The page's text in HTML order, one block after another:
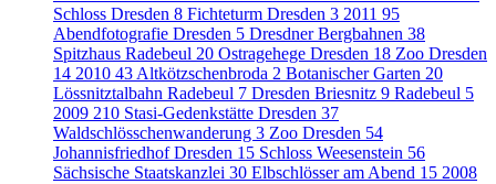
Schloss Dresden 8 Fichteturm Dresden 3 2011 95
Abendfotografie Dresden 5 Dresdner Bergbahnen 38
Spitzhaus Radebeul 20 Ostragehege Dresden 18 Zoo Dresden
14 2010 43 Altkötzschenbroda 2 Botanischer Garten 20
Lössnitztalbahn Radebeul 7 Dresden Briesnitz 9 Radebeul 5
2009 210 Stasi-Gedenkstätte Dresden 37
Waldschlösschenwanderung 3 Zoo Dresden 54
Johannisfriedhof Dresden 15 Schloss Weesenstein 56
Sächsische Staatskanzlei 30 Elbschlösser am Abend 15 2008